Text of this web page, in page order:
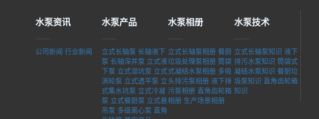
水泵资讯
公司新闻 行业新闻
水泵产品
立式长轴泵 长轴液下
泵 长轴深井泵 立式液
下泵 立式湿坑泵 立式
涡轮泵 立式透平泵 立
式集水坑泵 立式冷凝
泵 立式餐厨泵 立式悬
吊泵 多级离心泵 直角
水泵相册
立式长轴泵相册 餐厨
垃圾处理泵相册 筒袋
式凝结水泵相册 多吸
头排污泵相册 液下排
污泵相册 直角齿轮箱
相册 生产场景相册
水泵技术
立式长轴泵知识 液下
排污水泵知识 筒袋式
凝结水泵知识 餐厨垃
圾泵知识 直角齿轮箱
知识